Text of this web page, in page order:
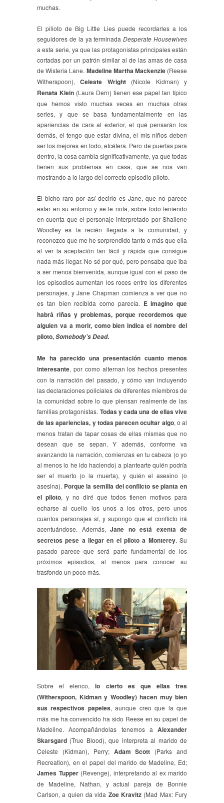
muchas.
El pilioto de Big Little Lies puede recordarles a los
seguidores de la ya terminadaDesperate Housewives
a esta serie, ya que las protagonistas principales están
cortadas por un patrón similar al de las amas de casa
de Wisteria Lane. Madeline Martha Mackenzie(Reese
Witherspoon),Celeste Wright(Nicole Kidman) y
Renata Klein (Laura Dern) tienen ese papel tan típico
que hemos visto muchas veces en muchas otras
series, y que se basa fundamentalmente en las
apariencias de cara al exterior, el qué pensarán los
demás, el tengo que estar divina, el mis niños deben
ser los mejores en todo, etcétera. Pero de puertas para
dentro, la cosa cambia significativamente, ya que todas
tienen sus problemas en casa, que se nos van
mostrando a lo largo del correcto episodio piloto.
El bicho raro por así decirlo es Jane, que no parece
estar en su entorno y se le nota, sobre todo teniendo
en cuenta que el personaje interpretado por Shailene
Woodley es la recién llegada a la comunidad, y
reconozco que me he sorprendido tanto o más que ella
al ver la aceptación tan fácil y rápida que consigue
nada más llegar. No sé por qué, pero pensaba que iba
a ser menos bienvenida, aunque igual con el paso de
los episodios aumentan los roces entre los diferentes
personajes, y Jane Chapman comienza a ver que no
es tan bien recibida como parecía. E imagino que
habrá riñas y problemas, porque recordemos que
alguien va a morir, como bien indica el nombre del
piloto,Somebody’s Dead.
Me ha parecido una presentación cuanto menos
interesante, por como alternan los hechos presentes
con la narración del pasado, y cómo van incluyendo
las declaraciones policiales de diferentes miembros de
la comunidad sobre lo que piensan realmente de las
familias protagonistas. Todas y cada una de ellas vive
de las apariencias, y todas parecen ocultar algo, o al
menos tratan de tapar cosas de ellas mismas que no
desean que se sepan. Y además, conforme va
avanzando la narración, comienzas en tu cabeza (o yo
al menos lo he ido haciendo) a plantearte quién podría
ser el muerto (o la muerta), y quién el asesino (o
asesina). Porque la semilla del conflicto se planta en
el piloto, y no diré que todos tienen motivos para
echarse al cuello los unos a los otros, pero unos
cuantos personajes sí, y supongo que el conflicto irá
acentuándose. Además, Jane no está exenta de
secretos pese a llegar en el piloto a Monterey. Su
pasado parece que será parte fundamental de los
próximos episodios, al menos para conocer su
trasfondo un poco más.
Sobre el elenco,lo cierto es que ellas tres
(Witherspoon, Kidman y Woodley) hacen muy bien
sus respectivos papeles, aunque creo que la que
más me ha convencido ha sido Reese en su papel de
Madeline. Acompañándolas tenemos a Alexander
Skarsgard (True Blood), que interpreta al marido de
Celeste (Kidman), Perry; Adam Scott (Parks and
Recreation), en el papel del marido de Madeline, Ed;
James Tupper(Revenge), interpretando al ex marido
de Madeline, Nathan, y actual pareja de Bonnie
Carlson, a quien da vida Zoe Kravitz (Mad Max: Fury